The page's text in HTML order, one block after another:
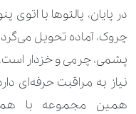
دامن کارشده
دستکش
دستکش اسکی
در پایان، پالتوها با
چروک، آماده تحویل
پشمی، چرمی و خزدار است.
نیاز به مراقبت حرفه‌ای
همین مجموعه با